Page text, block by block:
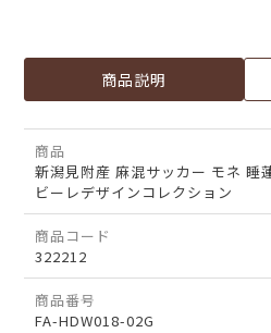
商品説明
商品
新潟見附産 麻混サッカー モネ 睡
ビーレデザインコレクション
商品コード
322212
商品番号
FA-HDW018-02G